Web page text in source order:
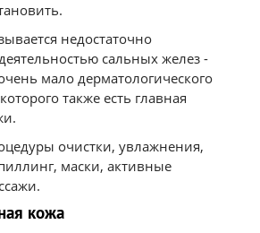
недостаточно
сальных желез -
мало дерматологического
также есть главная
очистки, увлажнения,
маски, активные
кожа